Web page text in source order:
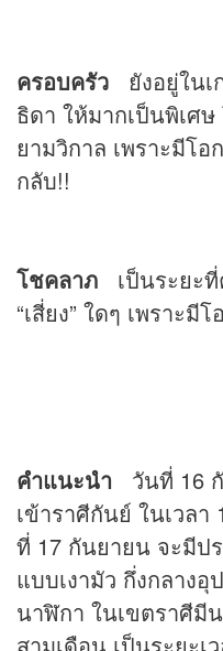
ครอบครัว ยังอยู่ใน
ธิดา ให้มากเป็นพิเศษ
ยามวิกาล เพราะมีโอ
กลับ!!
โชคลาภ
เป็นระยะ
“เสี่ยง” ใดๆ เพราะมี
คำแนะนำ วันที่ 16
เข้าราศีกันย์ ในเวล
ที่ 17 กันยายน จะมีป
แบบเงามัว กึ่งกลางอุ
นาฬิกา ในเขตราศีมี